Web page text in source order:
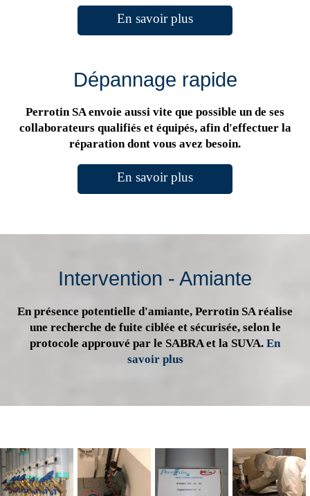
En savoir plus
Dépannage rapide
Perrotin SA envoie aussi vite que possible un de ses
collaborateurs qualifiés et équipés, afin d'effectuer la
réparation dont vous avez besoin.
En savoir plus
Intervention - Amiante
En présence potentielle d'amiante, Perrotin SA réalise
une recherche de fuite ciblée et sécurisée, selon le
protocole approuvé par le SABRA et la SUVA. En
savoir plus